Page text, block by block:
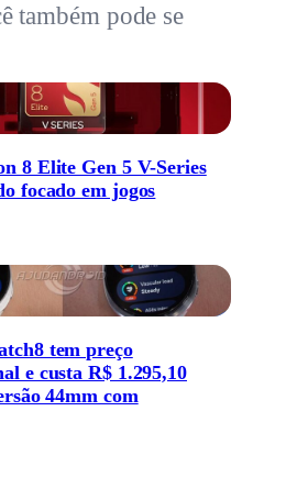
também pode se
8 Elite Gen 5 V-Series
focado em jogos
tem preço
e custa R$ 1.295,10
44mm com